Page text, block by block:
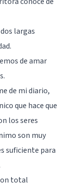
largas
de amar
de mi diario,
que hace que
los seres
son muy
suficiente para
total